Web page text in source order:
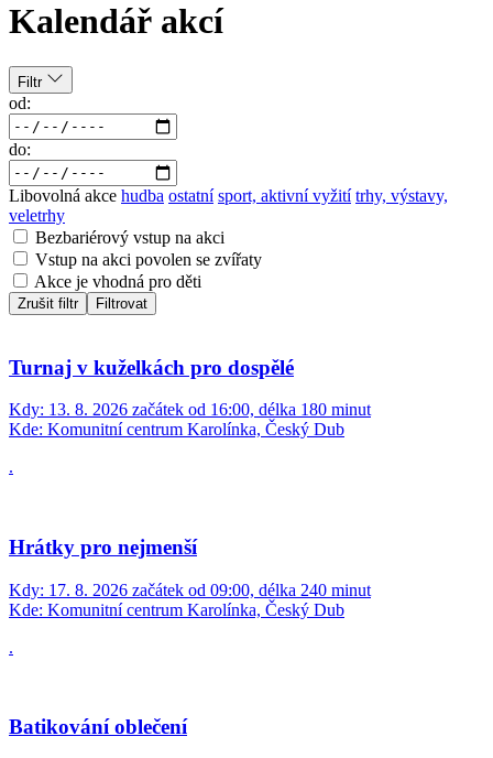
Kalendář akcí
Filtr
od:
do:
Libovolná akce hudba ostatní sport, aktivní vyžití trhy, výstavy,
veletrhy
Bezbariérový vstup na akci
Vstup na akci povolen se zvířaty
Akce je vhodná pro děti
Zrušit filtr Filtrovat
Turnaj v kuželkách pro dospělé
Kdy: 13. 8. 2026 začátek od 16:00, délka 180 minut
Kde: Komunitní centrum Karolínka, Český Dub
.
Hrátky pro nejmenší
Kdy: 17. 8. 2026 začátek od 09:00, délka 240 minut
Kde: Komunitní centrum Karolínka, Český Dub
.
Batikování oblečení